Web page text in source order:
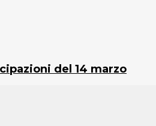
del 14 marzo